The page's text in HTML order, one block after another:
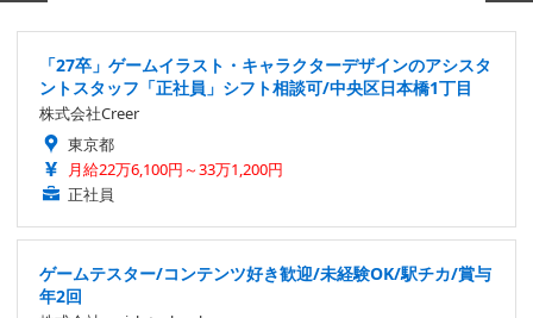
「27卒」ゲームイラスト・キャラクターデザインのアシスタ
ントスタッフ「正社員」シフト相談可/中央区日本橋1丁目
株式会社Creer
東京都
月給22万6,100円～33万1,200円
正社員
ゲームテスター/コンテンツ好き歓迎/未経験OK/駅チカ/賞与
年2回